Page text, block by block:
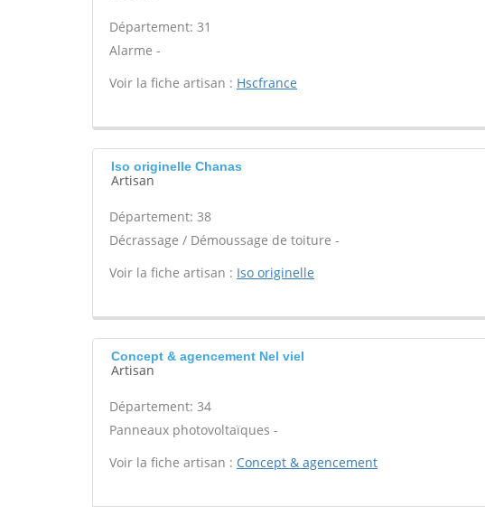
Département: 31
Alarme -
Voir la fiche artisan : Hscfrance
Iso originelle Chanas
Artisan
Département: 38
Décrassage / Démoussage de toiture -
Voir la fiche artisan : Iso originelle
Concept & agencement Nel viel
Artisan
Département: 34
Panneaux photovoltaïques -
Voir la fiche artisan : Concept & agencement